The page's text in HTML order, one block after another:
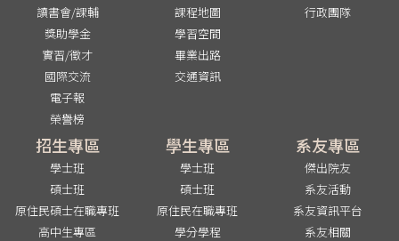
讀書會/課輔
獎助學金
實習/徵才
國際交流
電子報
榮譽榜
課程地圖
學習空間
畢業出路
交通資訊
行政團隊
招生專區
學士班
碩士班
原住民碩士在職專班
高中生專區
學生專區
學士班
碩士班
原住民在職專班
學分學程
系友專區
傑出院友
系友活動
系友資訊平台
系友相關